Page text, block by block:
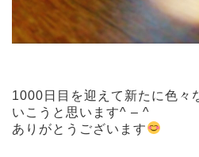
1000日目を迎えて新たに色々
いこうと思います^ – ^
ありがとうございます